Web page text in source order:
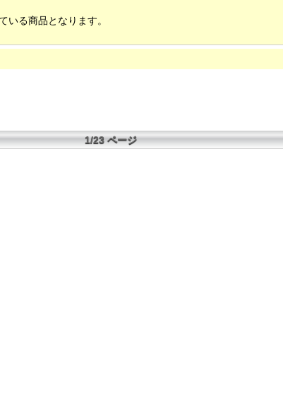
いる商品となります。
1/23 ページ